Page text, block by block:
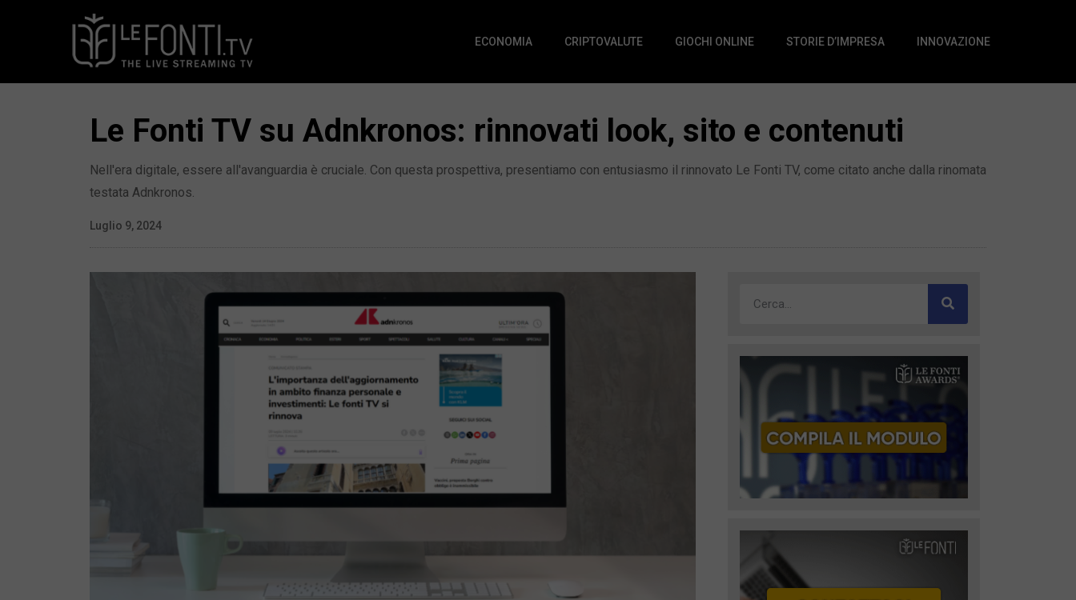
ECONOMIA CRIPTOVALUTE GIOCHI ONLINE STORIE D’IMPRESA INNOVAZIONE
Le Fonti TV su Adnkronos: rinnovati look, sito e contenuti
Nell'era digitale, essere all'avanguardia è cruciale. Con questa prospettiva, presentiamo con entusiasmo il rinnovato Le Fonti TV, come citato anche dalla rinomata
testata Adnkronos.
Luglio 9, 2024